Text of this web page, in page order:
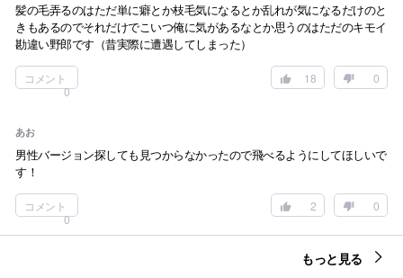
髪の毛弄るのはただ単に癖とか枝毛気になるとか乱れが気になるだけのと
きもあるのでそれだけでこいつ俺に気があるなとか思うのはただのキモイ
勘違い野郎です（昔実際に遭遇してしまった）
コメント
0
0
18
あお
男性バージョン探しても見つからなかったので飛べるようにしてほしいで
す！
コメント
0
0
2
もっと見る